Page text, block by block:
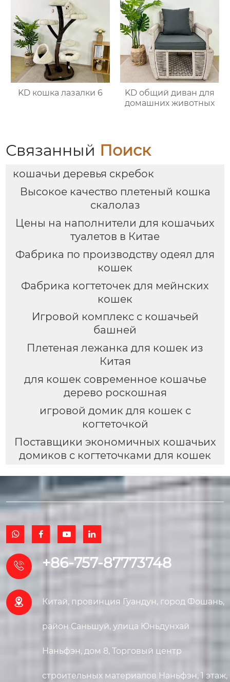
KD кошка лазалки 6
KD общий диван для
домашних животных
Связанный Поиск
кошачьи деревья скребок
Высокое качество плетеный кошка
скалолаз
Цены на наполнители для кошачьих
туалетов в Китае
Фабрика по производству одеял для
кошек
Фабрика когтеточек для мейнских
кошек
Игровой комплекс с кошачьей
башней
Плетеная лежанка для кошек из
Китая
для кошек современное кошачье
дерево роскошная
игровой домик для кошек с
когтеточкой
Поставщики экономичных кошачьих
домиков с когтеточками для кошек
   
 +86-757-87773748
 Китай, провинция Гуандун, город Фошань,
район Саньшуй, улица Юньдунхай
Наньфэн, дом 8, Торговый центр
строительных материалов Наньфэн, 1 этаж,